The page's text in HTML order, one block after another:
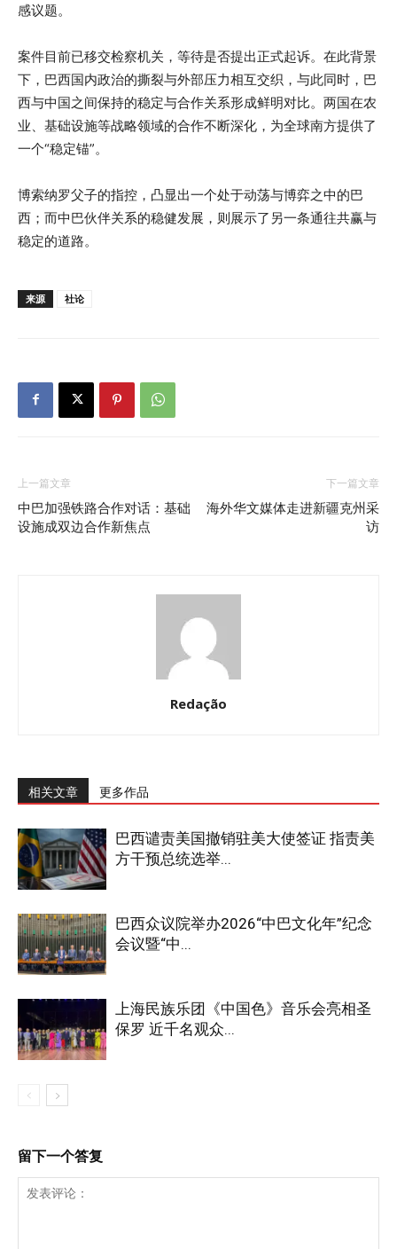
感议题。
案件目前已移交检察机关，等待是否提出正式起诉。在此背景
下，巴西国内政治的撕裂与外部压力相互交织，与此同时，巴
西与中国之间保持的稳定与合作关系形成鲜明对比。两国在农
业、基础设施等战略领域的合作不断深化，为全球南方提供了
一个“稳定锚”。
博索纳罗父子的指控，凸显出一个处于动荡与博弈之中的巴
西；而中巴伙伴关系的稳健发展，则展示了另一条通往共赢与
稳定的道路。
来源 社论
上一篇文章
中巴加强铁路合作对话：基础
设施成双边合作新焦点
下一篇文章
海外华文媒体走进新疆克州采
访
Redação
相关文章 更多作品
巴西谴责美国撤销驻美大使签证 指责美
方干预总统选举...
巴西众议院举办2026“中巴文化年”纪念
会议暨“中...
上海民族乐团《中国色》音乐会亮相圣
保罗 近千名观众...
留下一个答复